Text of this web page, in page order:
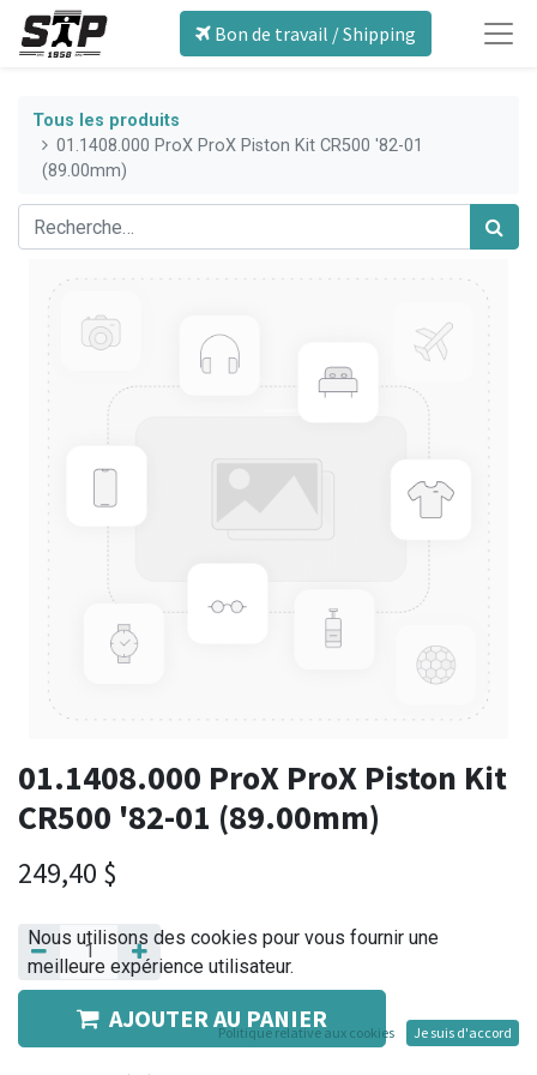
Bon de travail / Shipping
Tous les produits
01.1408.000 ProX ProX Piston Kit CR500 '82-01
(89.00mm)
01.1408.000 ProX ProX Piston Kit
CR500 '82-01 (89.00mm)
249,40 $
AJOUTER AU PANIER
Nous utilisons des cookies pour vous fournir une
meilleure expérience utilisateur.
Politique relative aux cookies Je suis d'accord